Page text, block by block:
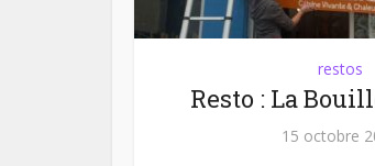
restos
Resto : La
15 octobre